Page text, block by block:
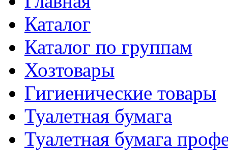
Каталог
Каталог по группам
Хозтовары
Гигиенические товары
Туалетная бумага
Туалетная бумага